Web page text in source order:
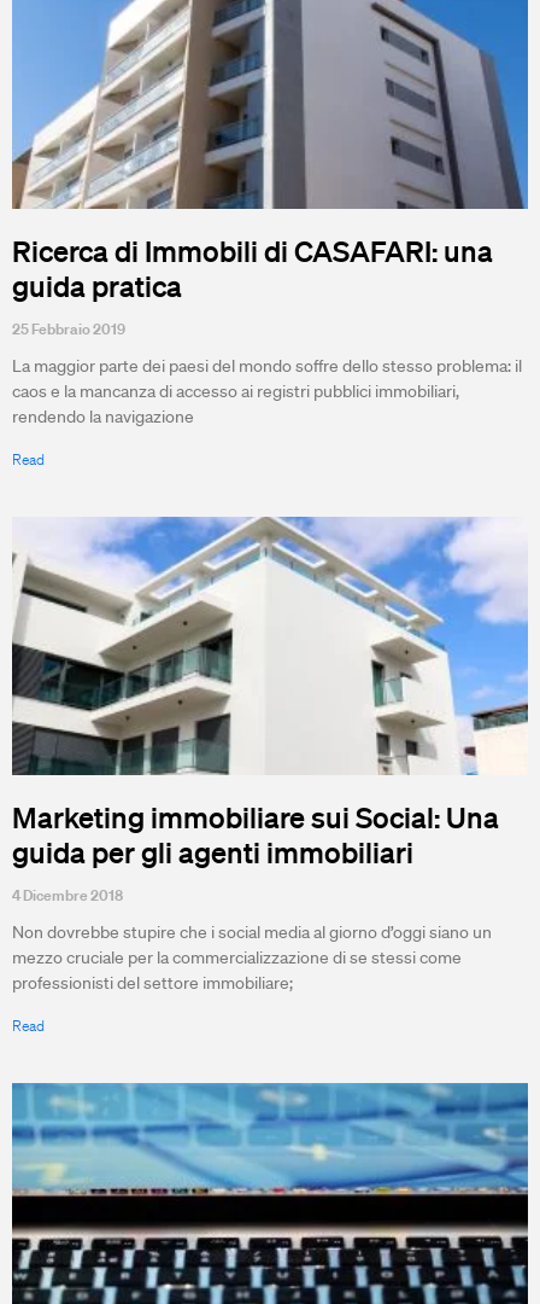
Ricerca di Immobili di CASAFARI: una
guida pratica
25 Febbraio 2019
La maggior parte dei paesi del mondo soffre dello stesso problema: il
caos e la mancanza di accesso ai registri pubblici immobiliari,
rendendo la navigazione
Read
Marketing immobiliare sui Social: Una
guida per gli agenti immobiliari
4 Dicembre 2018
Non dovrebbe stupire che i social media al giorno d’oggi siano un
mezzo cruciale per la commercializzazione di se stessi come
professionisti del settore immobiliare;
Read